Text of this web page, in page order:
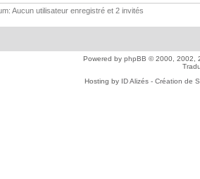
Aucun utilisateur enregistré et 2 invités
Powered by phpBB © 2000, 2002,
Hosting by
ID Alizés - Création de